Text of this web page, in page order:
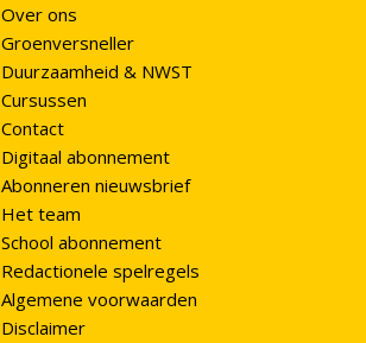
Over ons
Groenversneller
Duurzaamheid & NWST
Cursussen
Contact
Digitaal abonnement
Abonneren nieuwsbrief
Het team
School abonnement
Redactionele spelregels
Algemene voorwaarden
Disclaimer